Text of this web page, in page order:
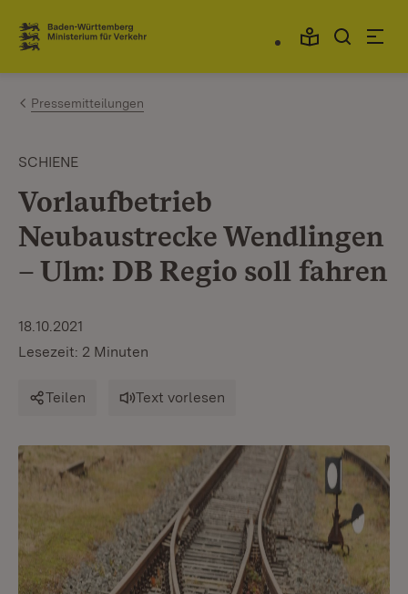
Zum Inhalt springen
Link zur Startseite
Pressemitteilungen
SCHIENE
Vorlaufbetrieb
Neubaustrecke Wendlingen
– Ulm: DB Regio soll fahren
18.10.2021
Lesezeit: 2 Minuten
Teilen Text vorlesen